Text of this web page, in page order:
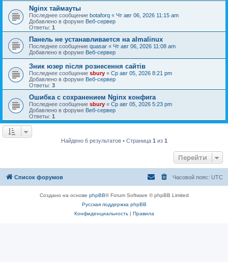
Nginx таймауты
Последнее сообщение botaforq « Чт авг 06, 2026 11:15 am
Добавлено в форуме Веб-сервер
Ответы: 1
Панель не устанавливается на almalinux
Последнее сообщение quasar « Чт авг 06, 2026 11:08 am
Добавлено в форуме Веб-сервер
Зник юзер після рознесення сайтів
Последнее сообщение sbury « Ср авг 05, 2026 8:21 pm
Добавлено в форуме Веб-сервер
Ответы: 3
Ошибка с сохранением Nginx конфига
Последнее сообщение sbury « Ср авг 05, 2026 5:23 pm
Добавлено в форуме Веб-сервер
Ответы: 1
Найдено 6 результатов • Страница 1 из 1
Перейти
Список форумов Часовой пояс: UTC
Создано на основе phpBB® Forum Software © phpBB Limited
Русская поддержка phpBB
Конфиденциальность| Правила